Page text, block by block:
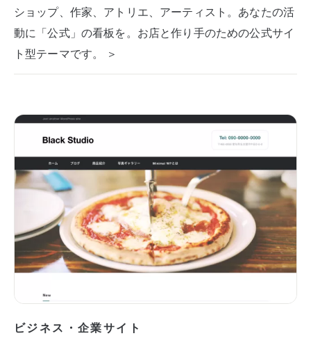
ショップ、作家、アトリエ、アーティスト。あなたの活
動に「公式」の看板を。お店と作り手のための公式サイ
ト型テーマです。 ＞
ビジネス・企業サイト